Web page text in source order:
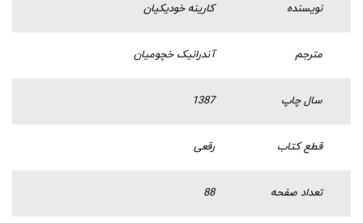
نویسنده کارینه خودیکیان
مترجم آندرانیک خچومیان
سال چاپ 1387
قطع کتاب رقعی
تعداد صفحه 88